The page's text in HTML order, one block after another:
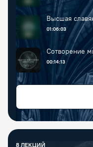
Высшая
01:06:03
Сотворение
00:14:13
8 ЛЕКЦИЙ